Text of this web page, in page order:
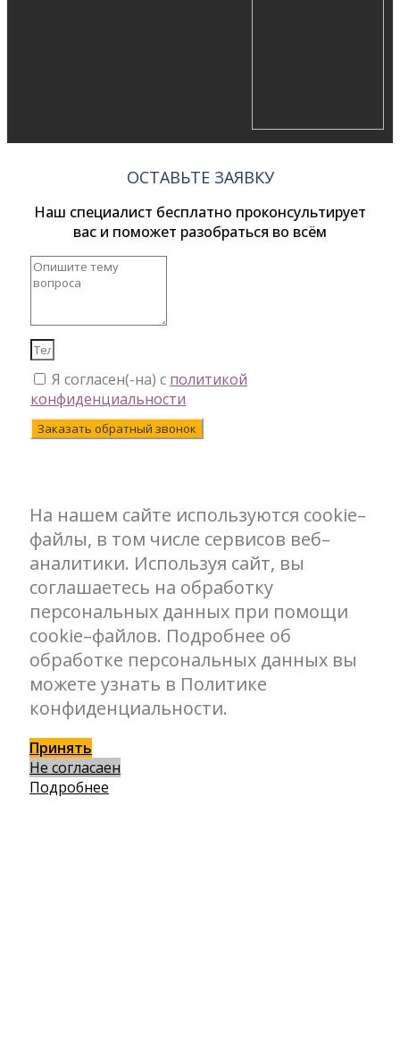
ОСТАВЬТЕ ЗАЯВКУ
Наш специалист бесплатно проконсультирует
вас и поможет разобраться во всём
Я согласен(-на) с политикой
конфиденциальности
Заказать обратный звонок
На нашем сайте используются cookie–
файлы, в том числе сервисов веб–
аналитики. Используя сайт, вы
соглашаетесь на обработку
персональных данных при помощи
cookie–файлов. Подробнее об
обработке персональных данных вы
можете узнать в Политике
конфиденциальности.
Принять
Не согласаен
Подробнее